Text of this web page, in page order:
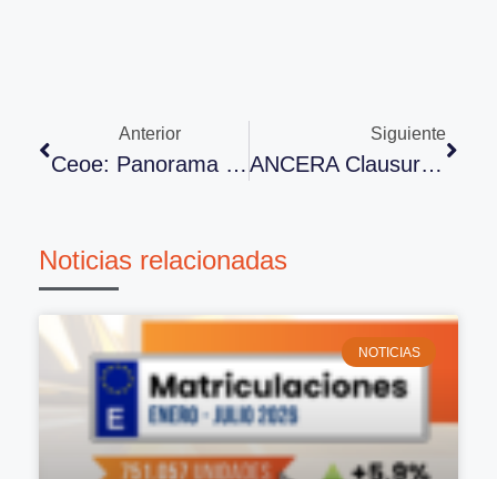
Anterior
Ceoe: Panorama Económico. Avance Notable En El Segundo Trimestre. Se Mantiene La Recuperación
Siguiente
ANCERA Clausura Su Reencuentro Con Notable Alto
Noticias relacionadas
NOTICIAS